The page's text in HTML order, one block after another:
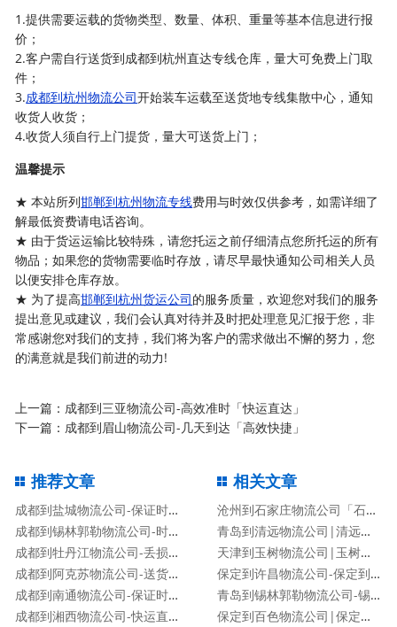
1.提供需要运载的货物类型、数量、体积、重量等基本信息进行报
价；
2.客户需自行送货到成都到杭州直达专线仓库，量大可免费上门取
件；
3.成都到杭州物流公司开始装车运载至送货地专线集散中心，通知
收货人收货；
4.收货人须自行上门提货，量大可送货上门；
温馨提示
★ 本站所列邯郸到杭州物流专线费用与时效仅供参考，如需详细了
解最低资费请电话咨询。
★ 由于货运运输比较特殊，请您托运之前仔细清点您所托运的所有
物品；如果您的货物需要临时存放，请尽早最快通知公司相关人员
以便安排仓库存放。
★ 为了提高邯郸到杭州货运公司的服务质量，欢迎您对我们的服务
提出意见或建议，我们会认真对待并及时把处理意见汇报于您，非
常感谢您对我们的支持，我们将为客户的需求做出不懈的努力，您
的满意就是我们前进的动力!
上一篇： 成都到三亚物流公司-高效准时「快运直达」
下一篇： 成都到眉山物流公司-几天到达「高效快捷」
推荐文章
成都到盐城物流公司-保证时效「专业可靠」
成都到锡林郭勒物流公司-时间多久「机动性高」
成都到牡丹江物流公司-丢损必赔「安全快捷」
成都到阿克苏物流公司-送货上门「费用价格」
成都到南通物流公司-保证时效「专业可靠」
成都到湘西物流公司-快运直达「要几天时间」
相关文章
沧州到石家庄物流公司「石家庄专线」
青岛到清远物流公司|清远专线
天津到玉树物流公司|玉树专线
保定到许昌物流公司-保定到许昌货运专线
青岛到锡林郭勒物流公司-锡林郭勒专线
保定到百色物流公司|保定到百色货运专线